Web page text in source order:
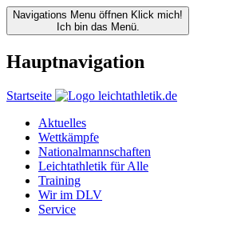
Navigations Menu öffnen Klick mich!
Ich bin das Menü.
Hauptnavigation
Startseite
Aktuelles
Wettkämpfe
Nationalmannschaften
Leichtathletik für Alle
Training
Wir im DLV
Service